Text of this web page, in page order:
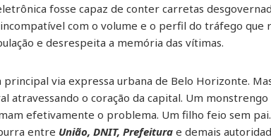
fosse capaz de conter carretas
com o volume e o perfil do tráfego que
e desrespeita a memória das vítimas.
principal via expressa urbana de Belo Horizonte.
atravessando o coração da capital. Um
efetivamente o problema. Um filho feio sem
entre União, DNIT, Prefeiturae demais